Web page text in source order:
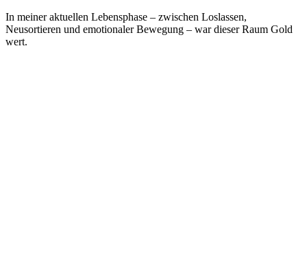
In meiner aktuellen Lebensphase – zwischen Loslassen,
Neusortieren und emotionaler Bewegung – war dieser Raum Gold
wert.